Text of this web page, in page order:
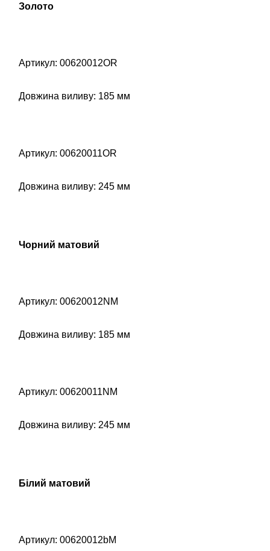
Золото
Артикул: 00620012OR
Довжина виливу: 185 мм
Артикул: 00620011OR
Довжина виливу: 245 мм
Чорний матовий
Артикул: 00620012NM
Довжина виливу: 185 мм
Артикул: 00620011NM
Довжина виливу: 245 мм
Білий матовий
Артикул: 00620012bM